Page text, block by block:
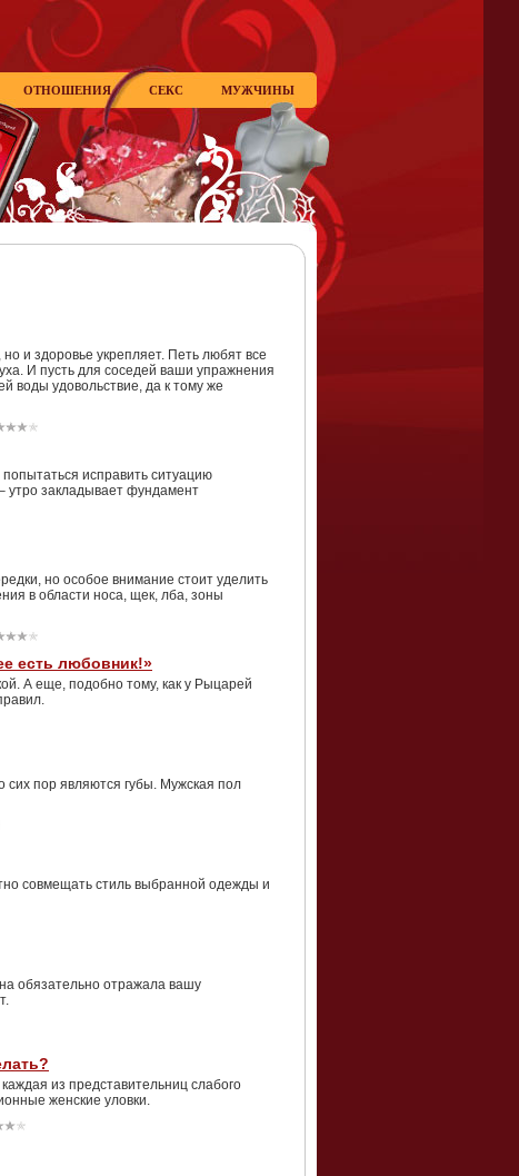
ОТНОШЕНИЯ СЕКС МУЖЧИНЫ
и здоровье укрепляет. Петь любят все
И пусть для соседей ваши упражнения
воды удовольствие, да к тому же
исправить ситуацию
утро закладывает фундамент
но особое внимание стоит уделить
в области носа, щек, лба, зоны
есть любовник!»
А еще, подобно тому, как у Рыцарей
сих пор являются губы. Мужская пол
совмещать стиль выбранной одежды и
обязательно отражала вашу
из представительниц слабого
женские уловки.